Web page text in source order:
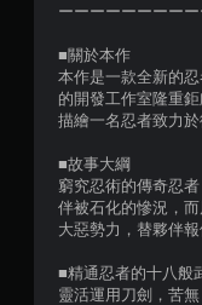
ーーーーーーーーー
■關於本作
本作是一款全新的
的開發工作室隆重
描繪一名忍者致力於
■故事大綱
窮究忍術的傳奇忍
伴被石化的慘況，
大惡勢力，替夥伴
■精通忍者的十八般
靈活運用刀劍，苦